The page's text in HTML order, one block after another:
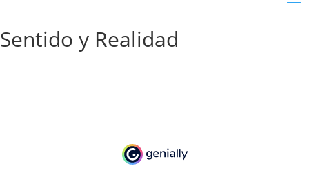
Sentido y Realidad